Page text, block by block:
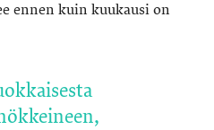
ennen kuin kuukausi on